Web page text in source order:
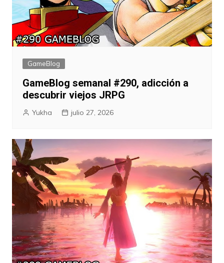
GameBlog
GameBlog semanal #290, adicción a
descubrir viejos JRPG
Yukha julio 27, 2026